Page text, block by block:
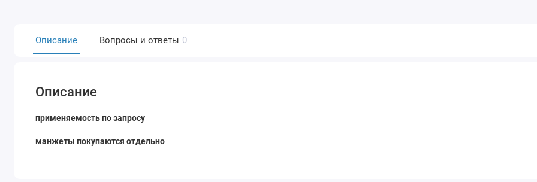
Описание Вопросы и ответы 0
Описание
применяемость по запросу
манжеты покупаются отдельно